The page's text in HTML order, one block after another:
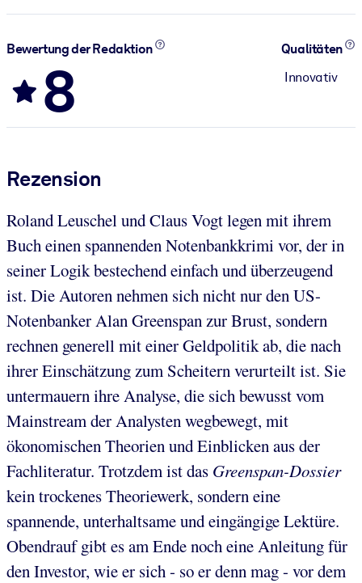
Bewertung der Redaktion
8
Qualitäten
Innovativ
Rezension
Roland Leuschel und Claus Vogt legen mit ihrem
Buch einen spannenden Notenbankkrimi vor, der in
seiner Logik bestechend einfach und überzeugend
ist. Die Autoren nehmen sich nicht nur den US-
Notenbanker Alan Greenspan zur Brust, sondern
rechnen generell mit einer Geldpolitik ab, die nach
ihrer Einschätzung zum Scheitern verurteilt ist. Sie
untermauern ihre Analyse, die sich bewusst vom
Mainstream der Analysten wegbewegt, mit
ökonomischen Theorien und Einblicken aus der
Fachliteratur. Trotzdem ist das Greenspan-Dossier
kein trockenes Theoriewerk, sondern eine
spannende, unterhaltsame und eingängige Lektüre.
Obendrauf gibt es am Ende noch eine Anleitung für
den Investor, wie er sich - so er denn mag - vor dem